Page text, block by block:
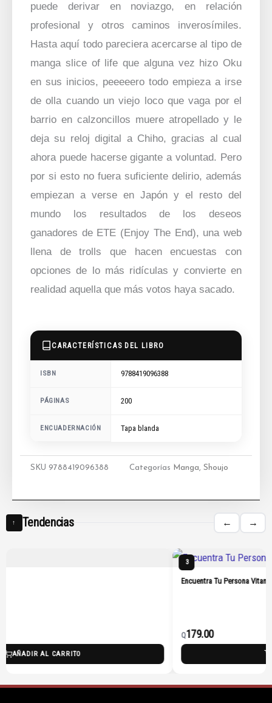
puede derivar en noviazgo, en relación
profesional y otros caminos inverosímiles.
Hasta aquí todo pareciera acercarse al tipo de
manga slice of life que alguna vez hizo Oku
en sus inicios, peeeeero todo empieza a irse
de olla cuando un viejo loco que vaga por el
barrio en calzoncillos muere atropellado y le
deja su reloj digital a Chiho, gracias al cual
ahora puede hacerse gigante a voluntad. Pero
por si esto no fuera suficiente delirio, además
empiezan a verse en Japón y el resto del
mundo los resultados de los deseos
ganadores de ETE (Enjoy The End), una web
llena de trolls que hacen encuestas con
opciones de lo más ridículas y convierte en
realidad aquella que más votos haya sacado.
CARACTERÍSTICAS DEL LIBRO
ISBN 9788419096388
PÁGINAS 200
ENCUADERNACIÓN Tapa blanda
SKU 9788419096388 Categorías Manga Shoujo
↑ Tendencias ← →